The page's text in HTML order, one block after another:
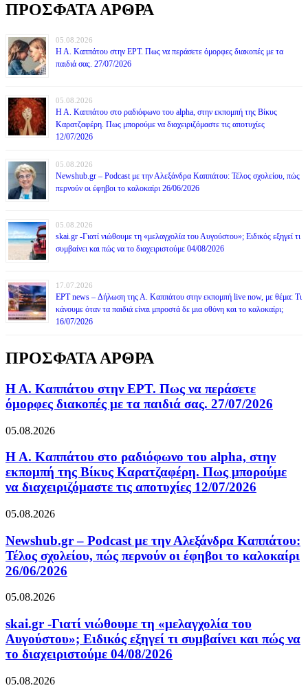
ΠΡΟΣΦΑΤΑ ΑΡΘΡΑ
05.08.2026
Η Α. Καππάτου στην ΕΡΤ. Πως να περάσετε όμορφες διακοπές με τα
παιδιά σας. 27/07/2026
05.08.2026
Η Α. Καππάτου στο ραδιόφωνο του alpha, στην εκπομπή της Βίκυς
Καρατζαφέρη. Πως μπορούμε να διαχειριζόμαστε τις αποτυχίες
12/07/2026
05.08.2026
Newshub.gr – Podcast με την Αλεξάνδρα Καππάτου: Τέλος σχολείου, πώς
περνούν οι έφηβοι το καλοκαίρι 26/06/2026
05.08.2026
skai.gr -Γιατί νιώθουμε τη «μελαγχολία του Αυγούστου»; Ειδικός εξηγεί τι
συμβαίνει και πώς να το διαχειριστούμε 04/08/2026
17.07.2026
ΕΡΤ news – Δήλωση της Α. Καππάτου στην εκπομπή live now, με θέμα: Τι
κάνουμε όταν τα παιδιά είναι μπροστά δε μια οθόνη και το καλοκαίρι;
16/07/2026
ΠΡΟΣΦΑΤΑ ΑΡΘΡΑ
Η Α. Καππάτου στην ΕΡΤ. Πως να περάσετε
όμορφες διακοπές με τα παιδιά σας. 27/07/2026
05.08.2026
Η Α. Καππάτου στο ραδιόφωνο του alpha, στην
εκπομπή της Βίκυς Καρατζαφέρη. Πως μπορούμε
να διαχειριζόμαστε τις αποτυχίες 12/07/2026
05.08.2026
Newshub.gr – Podcast με την Αλεξάνδρα Καππάτου:
Τέλος σχολείου, πώς περνούν οι έφηβοι το καλοκαίρι
26/06/2026
05.08.2026
skai.gr -Γιατί νιώθουμε τη «μελαγχολία του
Αυγούστου»; Ειδικός εξηγεί τι συμβαίνει και πώς να
το διαχειριστούμε 04/08/2026
05.08.2026